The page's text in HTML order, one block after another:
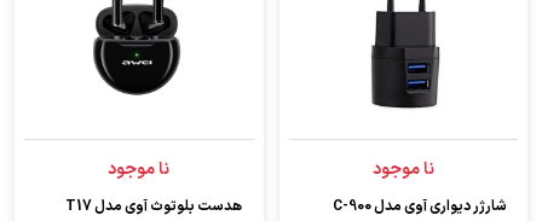
نا موجود
شارژر دیواری آوی مدل C-900
نا موجود
هدست بلوتوث آوی مدل T17